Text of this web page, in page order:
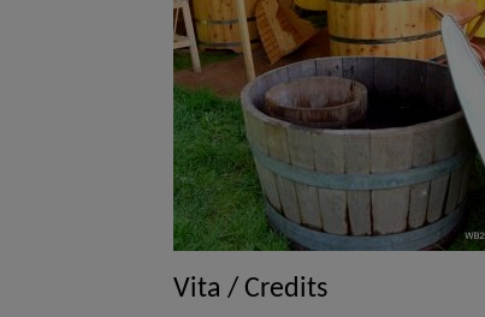
Vita / Credits